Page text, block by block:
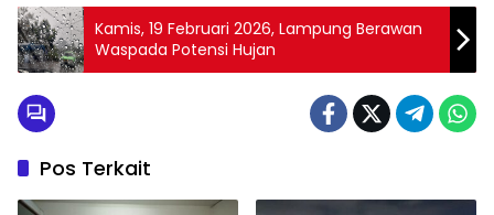
Kamis, 19 Februari 2026, Lampung Berawan
Waspada Potensi Hujan
Pos Terkait